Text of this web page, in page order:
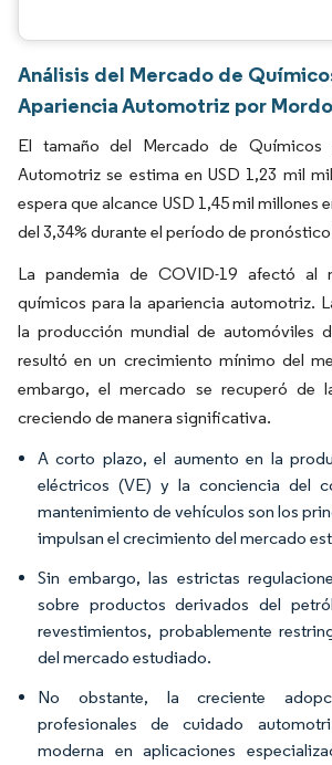
Análisis del Mercado de
Apariencia Automotriz por
El tamaño del Mercado de Químicos
Automotriz se estima en USD 1,23 mil
espera que alcance USD 1,45 mil millones
del 3,34% durante el período de
La pandemia de COVID-19 afectó al
químicos para la apariencia automotriz.
la producción mundial de automóviles
resultó en un crecimiento mínimo del
embargo, el mercado se recuperó de
creciendo de manera significativa.
A corto plazo, el aumento en la
eléctricos (VE) y la conciencia del
mantenimiento de vehículos son los
impulsan el crecimiento del mercado
Sin embargo, las estrictas
sobre productos derivados del
revestimientos, probablemente
del mercado estudiado.
No obstante, la creciente
profesionales de cuidado
moderna en aplicaciones